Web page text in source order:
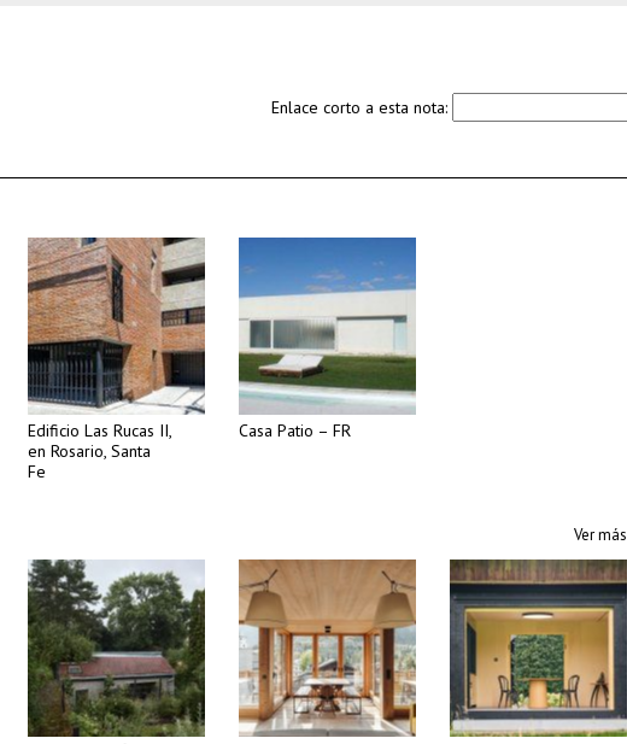
Enlace corto a esta nota:
Edificio Las Rucas II,
en Rosario, Santa
Fe
Casa Patio – FR
Ver más